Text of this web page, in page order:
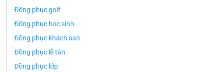
Đồng phục golf
Đồng phục học sinh
Đồng phục khách sạn
Đồng phục lễ tân
Đồng phục lớp